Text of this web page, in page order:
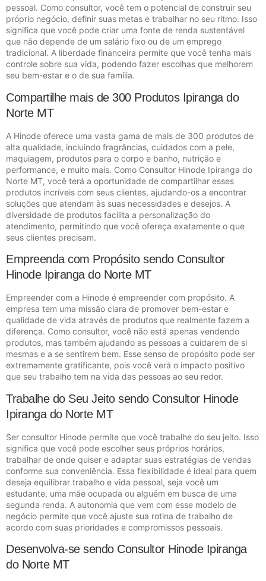
pessoal. Como consultor, você tem o potencial de construir seu
próprio negócio, definir suas metas e trabalhar no seu ritmo. Isso
significa que você pode criar uma fonte de renda sustentável
que não depende de um salário fixo ou de um emprego
tradicional. A liberdade financeira permite que você tenha mais
controle sobre sua vida, podendo fazer escolhas que melhorem
seu bem-estar e o de sua família.
Compartilhe mais de 300 Produtos Ipiranga do
Norte MT
A Hinode oferece uma vasta gama de mais de 300 produtos de
alta qualidade, incluindo fragrâncias, cuidados com a pele,
maquiagem, produtos para o corpo e banho, nutrição e
performance, e muito mais. Como Consultor Hinode Ipiranga do
Norte MT, você terá a oportunidade de compartilhar esses
produtos incríveis com seus clientes, ajudando-os a encontrar
soluções que atendam às suas necessidades e desejos. A
diversidade de produtos facilita a personalização do
atendimento, permitindo que você ofereça exatamente o que
seus clientes precisam.
Empreenda com Propósito sendo Consultor
Hinode Ipiranga do Norte MT
Empreender com a Hinode é empreender com propósito. A
empresa tem uma missão clara de promover bem-estar e
qualidade de vida através de produtos que realmente fazem a
diferença. Como consultor, você não está apenas vendendo
produtos, mas também ajudando as pessoas a cuidarem de si
mesmas e a se sentirem bem. Esse senso de propósito pode ser
extremamente gratificante, pois você verá o impacto positivo
que seu trabalho tem na vida das pessoas ao seu redor.
Trabalhe do Seu Jeito sendo Consultor Hinode
Ipiranga do Norte MT
Ser consultor Hinode permite que você trabalhe do seu jeito. Isso
significa que você pode escolher seus próprios horários,
trabalhar de onde quiser e adaptar suas estratégias de vendas
conforme sua conveniência. Essa flexibilidade é ideal para quem
deseja equilibrar trabalho e vida pessoal, seja você um
estudante, uma mãe ocupada ou alguém em busca de uma
segunda renda. A autonomia que vem com esse modelo de
negócio permite que você ajuste sua rotina de trabalho de
acordo com suas prioridades e compromissos pessoais.
Desenvolva-se sendo Consultor Hinode Ipiranga
do Norte MT